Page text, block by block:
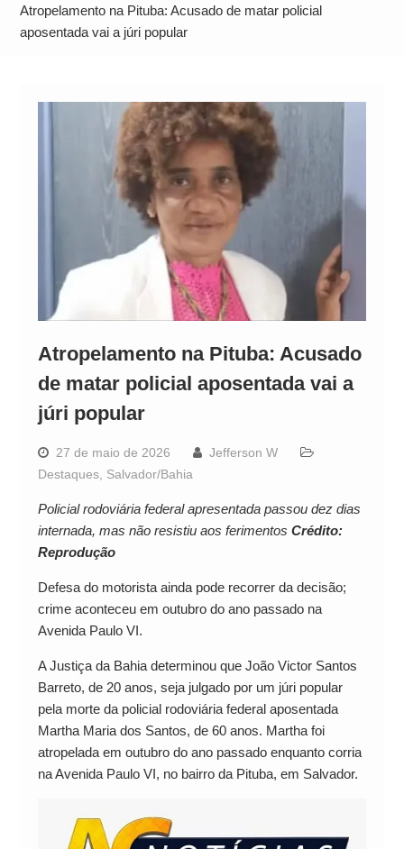
Alto
Atropelamento na Pituba: Acusado de matar policial
aposentada vai a júri popular
Atropelamento na Pituba: Acusado
de matar policial aposentada vai a
júri popular
27 de maio de 2026
Jefferson W
Destaques, Salvador/Bahia
Policial rodoviária federal apresentada passou dez dias
internada, mas não resistiu aos ferimentos Crédito:
Reprodução
Defesa do motorista ainda pode recorrer da decisão;
crime aconteceu em outubro do ano passado na
Avenida Paulo VI.
A Justiça da Bahia determinou que João Victor Santos
Barreto, de 20 anos, seja julgado por um júri popular
pela morte da policial rodoviária federal aposentada
Martha Maria dos Santos, de 60 anos. Martha foi
atropelada em outubro do ano passado enquanto corria
na Avenida Paulo VI, no bairro da Pituba, em Salvador.